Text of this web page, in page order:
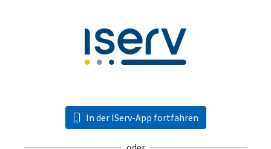
In der IServ-App fortfahren